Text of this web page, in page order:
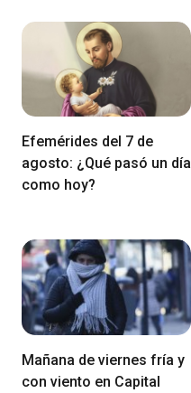
Efemérides del 7 de
agosto: ¿Qué pasó un día
como hoy?
Mañana de viernes fría y
con viento en Capital